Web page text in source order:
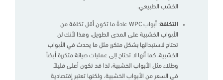
الخشب الطبيعي.
التكلفة
: أبواب WPC عادةً ما تكون أقل تكلفة من
الأبواب الخشبية على المدى الطويل، وهذا لأنك لن
تحتاج لاستبدالها بشكل متكرر مثل ما يحدث في الأبواب
الخشبية، كما أنها لا تحتاج إلى عمليات صيانة متكررة أيضاً
وطلاء مثل الأبواب الخشبية، لذا قد تكون أعلى قليلاً
في السعر من الأبواب الخشبية، ولكنها تعتبر إقتصادية